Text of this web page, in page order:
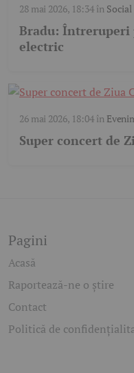
28 mai 2026, 18:34în Social
Bradu: Întreruperi
electric
26 mai 2026, 18:04în
Super concert de
Pagini
Acasă
Raportează-ne o știre
Contact
Politică de